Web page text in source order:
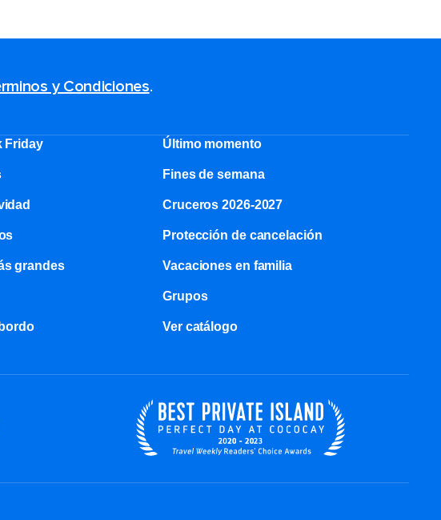
y Condiciones.
Friday Último momento
Fines de semana
Cruceros 2026-2027
Protección de cancelación
grandes Vacaciones en familia
Grupos
Ver catálogo